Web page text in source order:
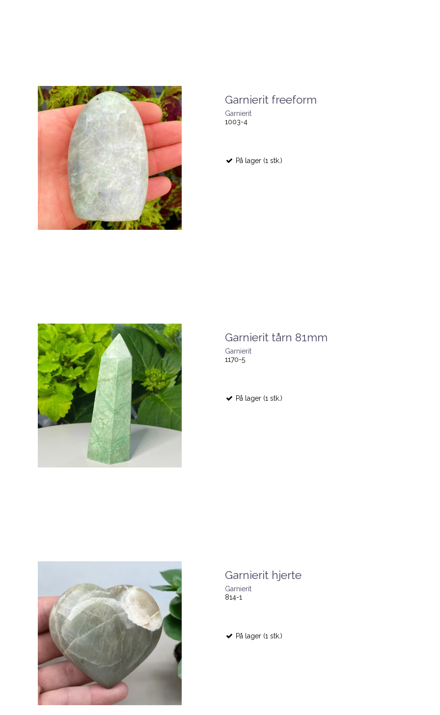
Garnierit freeform
Garnierit
1003-4
På lager (1 stk.)
Garnierit tårn 81mm
Garnierit
1170-5
På lager (1 stk.)
Garnierit hjerte
Garnierit
814-1
På lager (1 stk.)